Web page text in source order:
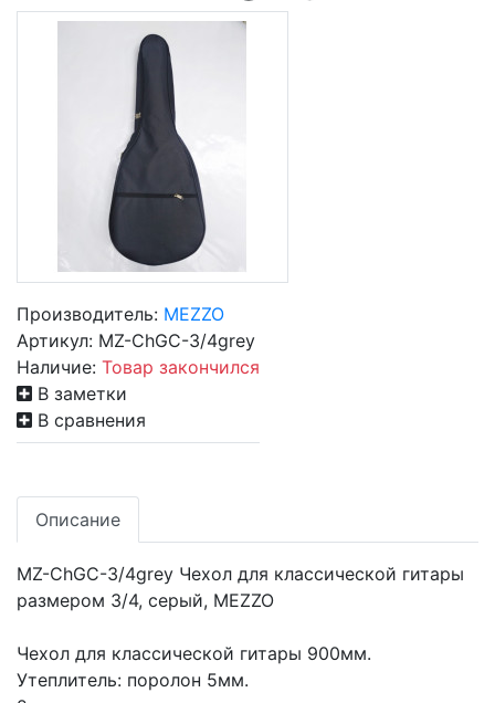
Производитель: MEZZO
Артикул: MZ-ChGC-3/4grey
Наличие: Товар закончился
В заметки
В сравнения
Описание
MZ-ChGC-3/4grey Чехол для классической гитары
размером 3/4, серый, MEZZO
Чехол для классической гитары 900мм.
Утеплитель: поролон 5мм.